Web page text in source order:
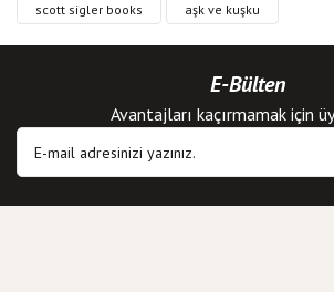
scott sigler books
aşk ve kuşku
E-Bülten
Avantajları kaçırmamak için